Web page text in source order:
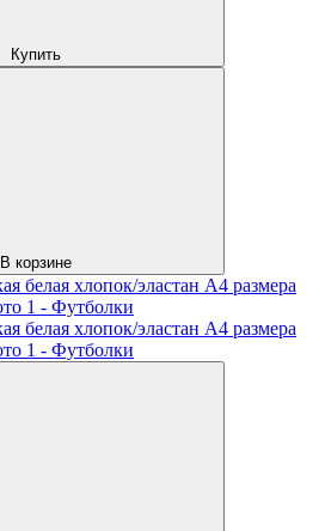
Купить
В корзине